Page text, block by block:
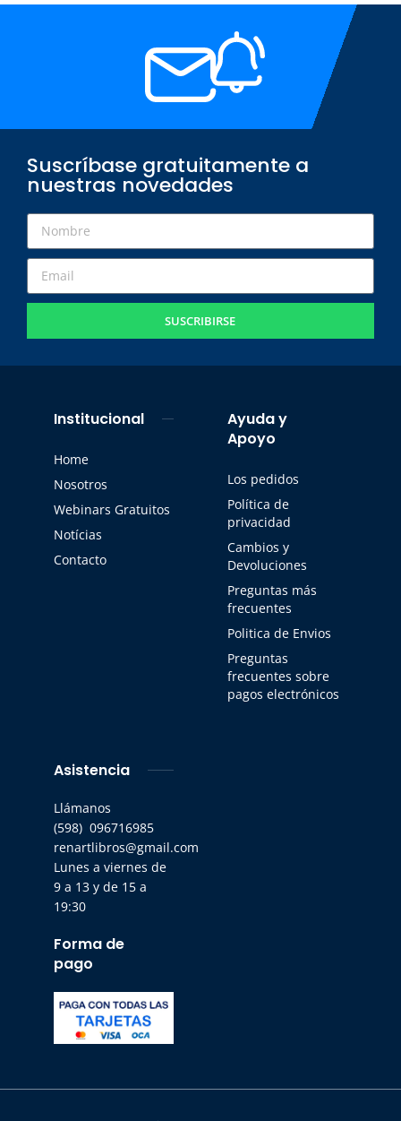
Suscríbase gratuitamente a
nuestras novedades
SUSCRIBIRSE
Institucional
Home
Nosotros
Webinars Gratuitos
Notícias
Contacto
Ayuda y
Apoyo
Los pedidos
Política de
privacidad
Cambios y
Devoluciones
Preguntas más
frecuentes
Politica de Envios
Preguntas
frecuentes sobre
pagos electrónicos
Asistencia
Llámanos
(598) 096716985
renartlibros@gmail.com
Lunes a viernes de
9 a 13 y de 15 a
19:30
Forma de
pago